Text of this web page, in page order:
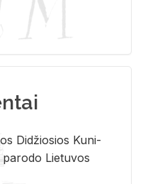
Di­džio­sios Ku­ni­
pa­ro­do Lie­tu­vos